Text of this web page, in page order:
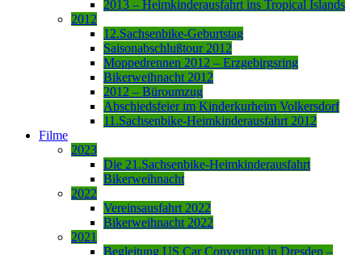
2013 – Heimkinderausfahrt ins Tropical Islands
2012
12.Sachsenbike-Geburtstag
Saisonabschlußtour 2012
Moppedrennen 2012 – Erzgebirgsring
Bikerweihnacht 2012
2012 – Büroumzug
Abschiedsfeier im Kinderkurheim Volkersdorf
11.Sachsenbike-Heimkinderausfahrt 2012
Filme
2023
Die 21.Sachsenbike-Heimkinderausfahrt
Bikerweihnacht
2022
Vereinsausfahrt 2022
Bikerweihnacht 2022
2021
Begleitung US Car Convention in Dresden –